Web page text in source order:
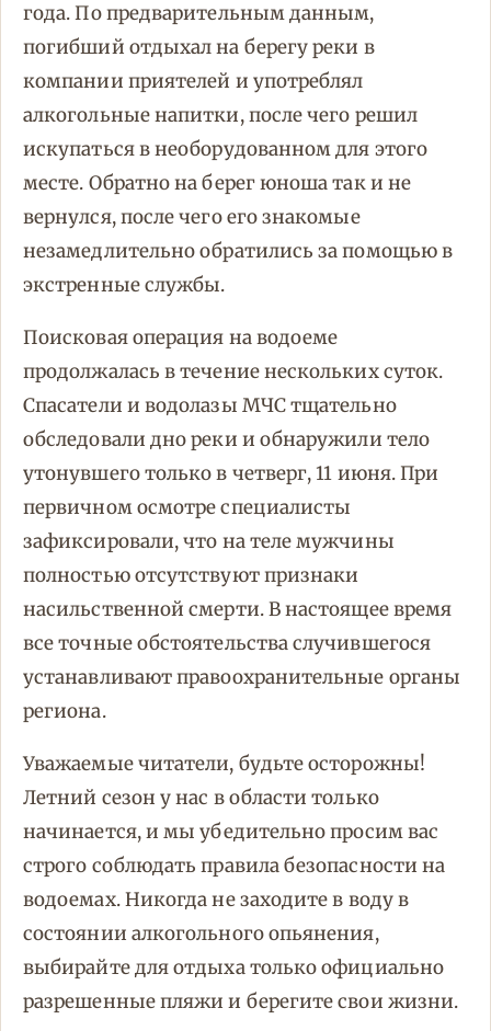
года. По предварительным данным,
погибший отдыхал на берегу реки в
компании приятелей и употреблял
алкогольные напитки, после чего решил
искупаться в необорудованном для этого
месте. Обратно на берег юноша так и не
вернулся, после чего его знакомые
незамедлительно обратились за помощью в
экстренные службы.
Поисковая операция на водоеме
продолжалась в течение нескольких суток.
Спасатели и водолазы МЧС тщательно
обследовали дно реки и обнаружили тело
утонувшего только в четверг, 11 июня. При
первичном осмотре специалисты
зафиксировали, что на теле мужчины
полностью отсутствуют признаки
насильственной смерти. В настоящее время
все точные обстоятельства случившегося
устанавливают правоохранительные органы
региона.
Уважаемые читатели, будьте осторожны!
Летний сезон у нас в области только
начинается, и мы убедительно просим вас
строго соблюдать правила безопасности на
водоемах. Никогда не заходите в воду в
состоянии алкогольного опьянения,
выбирайте для отдыха только официально
разрешенные пляжи и берегите свои жизни.